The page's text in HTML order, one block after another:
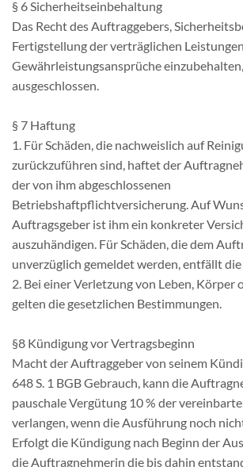
§ 6 Sicherheitseinbehaltung
Das Recht des Auftraggebers,
Fertigstellung der verträglichen
Gewährleistungsansprüche
ausgeschlossen.
§ 7 Haftung
1. Für Schäden, die nachweislich auf
zurückzuführen sind, haftet der
der von ihm abgeschlossenen
Betriebshaftpflichtversicherung. Auf
Auftragsgeber ist ihm ein konkreter
auszuhändigen. Für Schäden, die dem
unverzüglich gemeldet werden, entfällt
2. Bei einer Verletzung von Leben, Körper
gelten die gesetzlichen Bestimmungen.
§8 Kündigung vor Vertragsbeginn
Macht der Auftraggeber von seinem
648 S. 1 BGB Gebrauch, kann die
pauschale Vergütung 10 % der
verlangen, wenn die Ausführung noch
Erfolgt die Kündigung nach Beginn der
die Auftragnehmerin die bis dahin